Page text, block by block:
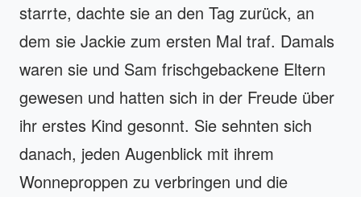
starrte, dachte sie an den Tag zurück, an
dem sie Jackie zum ersten Mal traf. Damals
waren sie und Sam frischgebackene Eltern
gewesen und hatten sich in der Freude über
ihr erstes Kind gesonnt. Sie sehnten sich
danach, jeden Augenblick mit ihrem
Wonneproppen zu verbringen und die